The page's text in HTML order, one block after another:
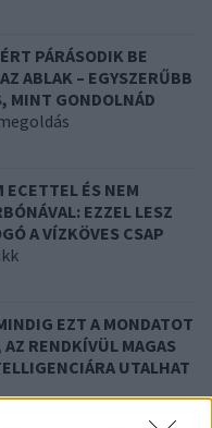
PÁRÁSODIK BE
ABLAK – EGYSZERŰBB
MINT GONDOLNÁD
ECETTEL ÉS NEM
EZZEL LESZ
A VÍZKÖVES CSAP
EZT A MONDATOT
RENDKÍVÜL MAGAS
UTALHAT